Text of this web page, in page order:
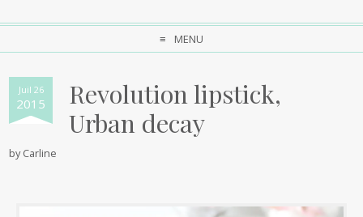
MENU
Juil 26
2015
Revolution lipstick,
Urban decay
byCarline